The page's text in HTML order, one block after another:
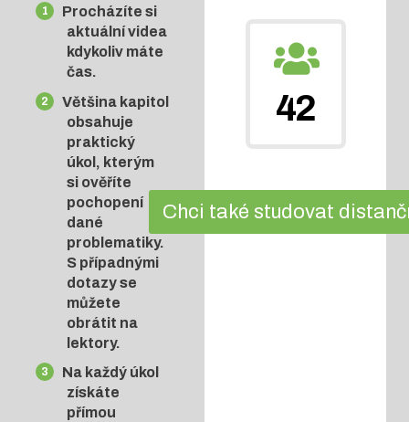
Procházíte si
aktuální videa
kdykoliv máte
čas.
Většina kapitol
obsahuje
praktický
úkol, kterým
si ověříte
pochopení
dané
problematiky.
S případnými
dotazy se
můžete
obrátit na
lektory.
Na každý úkol
získáte
přímou
42
Chci také studovat